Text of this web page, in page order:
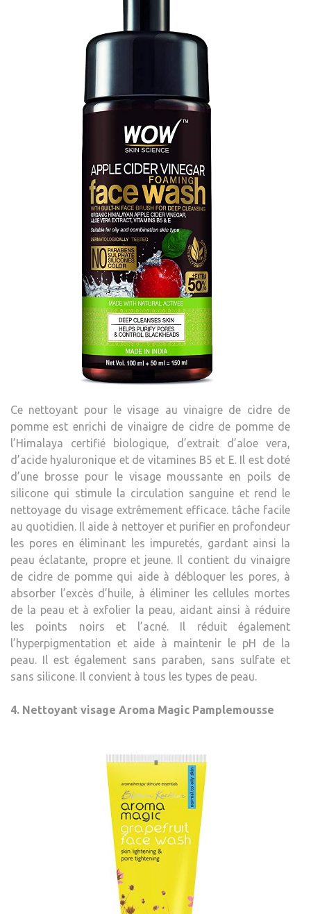
Ce nettoyant pour le visage au vinaigre de cidre de
pomme est enrichi de vinaigre de cidre de pomme de
l’Himalaya certifié biologique, d’extrait d’aloe vera,
d’acide hyaluronique et de vitamines B5 et E. Il est doté
d’une brosse pour le visage moussante en poils de
silicone qui stimule la circulation sanguine et rend le
nettoyage du visage extrêmement efficace. tâche facile
au quotidien. Il aide à nettoyer et purifier en profondeur
les pores en éliminant les impuretés, gardant ainsi la
peau éclatante, propre et jeune. Il contient du vinaigre
de cidre de pomme qui aide à débloquer les pores, à
absorber l’excès d’huile, à éliminer les cellules mortes
de la peau et à exfolier la peau, aidant ainsi à réduire
les points noirs et l’acné. Il réduit également
l’hyperpigmentation et aide à maintenir le pH de la
peau. Il est également sans paraben, sans sulfate et
sans silicone. Il convient à tous les types de peau.
4. Nettoyant visage Aroma Magic Pamplemousse